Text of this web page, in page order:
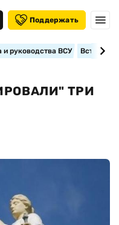
Поддержать
и руководства ВСУ
ТРИ